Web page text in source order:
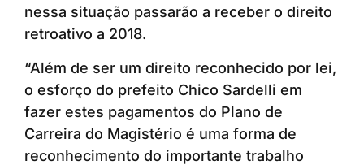
nessa situação passarão a receber o direito
retroativo a 2018.
“Além de ser um direito reconhecido por lei,
o esforço do prefeito Chico Sardelli em
fazer estes pagamentos do Plano de
Carreira do Magistério é uma forma de
reconhecimento do importante trabalho